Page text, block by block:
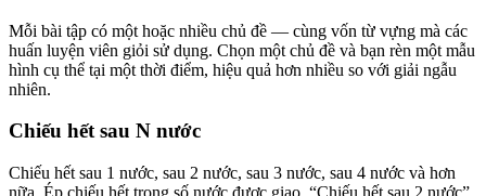
Mỗi bài tập có một hoặc nhiều chủ đề — cùng vốn từ vựng mà các
huấn luyện viên giỏi sử dụng. Chọn một chủ đề và bạn rèn một mẫu
hình cụ thể tại một thời điểm, hiệu quả hơn nhiều so với giải ngẫu
nhiên.
Chiếu hết sau N nước
Chiếu hết sau 1 nước, sau 2 nước, sau 3 nước, sau 4 nước và hơn
nữa. Ép chiếu hết trong số nước được giao. “Chiếu hết sau 2 nước”